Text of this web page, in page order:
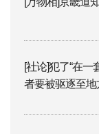
[社论]犯了“在一
者要被驱逐至地